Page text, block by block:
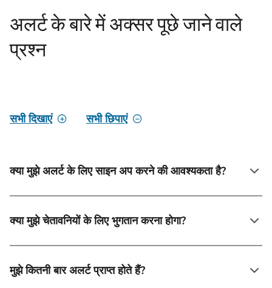
अलर्ट के बारे में अक्सर पूछे जाने वाले
प्रश्न
सभी दिखाएं सभी छिपाएं
क्या मुझे अलर्ट के लिए साइन अप करने की आवश्यकता है?
क्या मुझे चेतावनियों के लिए भुगतान करना होगा?
मुझे कितनी बार अलर्ट प्राप्त होते हैं?